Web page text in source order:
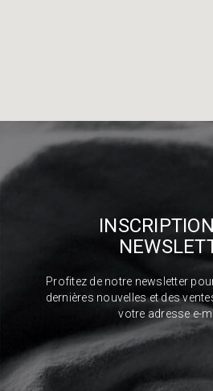
Profitez de notre newsletter
dernières nouvelles et des
votre adresse e-